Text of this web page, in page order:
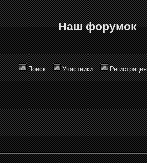
Наш форумок
Поиск Участники Регистрация